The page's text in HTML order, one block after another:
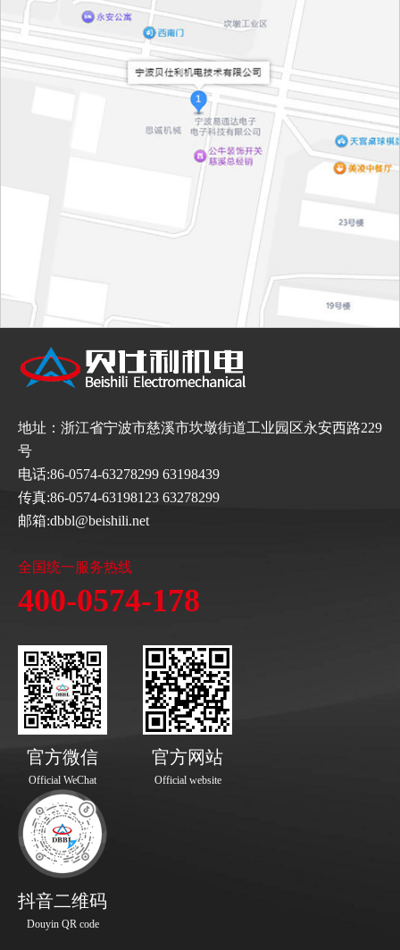
地址：浙江省宁波市慈溪市坎墩街道工业园区永安西路229
号
电话:86-0574-63278299 63198439
传真:86-0574-63198123 63278299
邮箱:dbbl@beishili.net
全国统一服务热线
400-0574-178
官方微信
Official WeChat
官方网站
Official website
抖音二维码
Douyin QR code